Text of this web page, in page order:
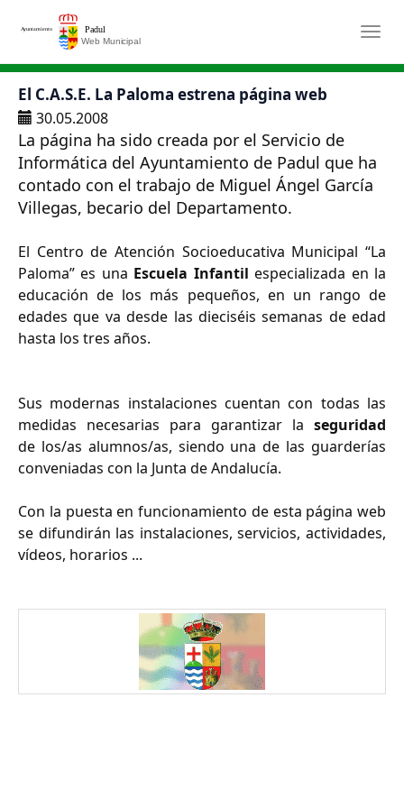
Saltar al contenido principal
El C.A.S.E. La Paloma estrena página web
30.05.2008
La página ha sido creada por el Servicio de
Informática del Ayuntamiento de Padul que ha
contado con el trabajo de Miguel Ángel García
Villegas, becario del Departamento.
El Centro de Atención Socioeducativa Municipal “La
Paloma” es una Escuela Infantil especializada en la
educación de los más pequeños, en un rango de
edades que va desde las dieciséis semanas de edad
hasta los tres años.
Sus modernas instalaciones cuentan con todas las
medidas necesarias para garantizar la seguridad
de los/as alumnos/as, siendo una de las guarderías
conveniadas con la Junta de Andalucía.
Con la puesta en funcionamiento de esta página web
se difundirán las instalaciones, servicios, actividades,
vídeos, horarios ...